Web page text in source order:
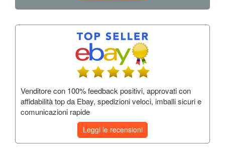
Venditore con 100% feedback positivi, approvati con
affidabilità top da Ebay, spedizioni veloci, imballi sicuri e
comunicazioni rapide
Leggi le recensioni